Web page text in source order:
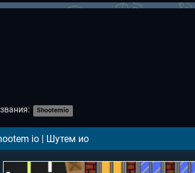
Shootemio
io | Шутем ио